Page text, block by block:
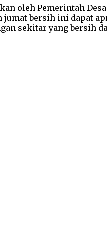
oleh Pemerintah
bersih ini dapat
sekitar yang bersih